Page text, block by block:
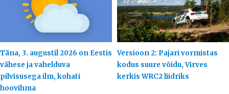
Täna, 3. augustil 2026 on Eestis
vähese ja vahelduva
pilvisusega ilm, kohati
hoovihma
Versioon 2: Pajari vormistas
kodus suure võidu, Virves
kerkis WRC2 liidriks